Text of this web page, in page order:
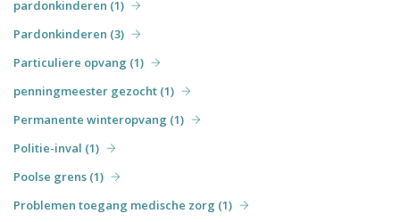
pardonkinderen (1)
Pardonkinderen (3)
Particuliere opvang (1)
penningmeester gezocht (1)
Permanente winteropvang (1)
Politie-inval (1)
Poolse grens (1)
Problemen toegang medische zorg (1)